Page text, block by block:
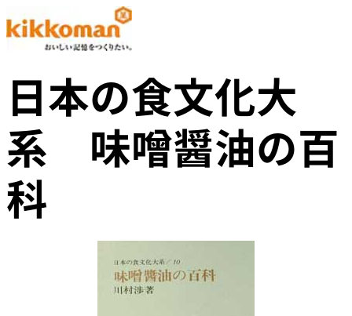
日本の食文化大
系 味噌醤油の百
科